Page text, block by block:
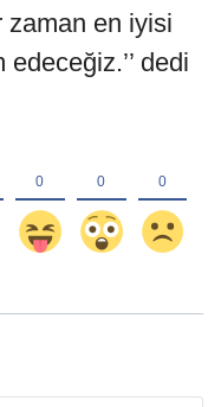
zaman en iyisi
dedi